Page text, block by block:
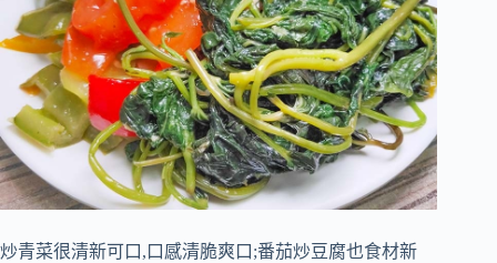
炒青菜很清新可口,口感清脆爽口;番茄炒豆腐也食材新